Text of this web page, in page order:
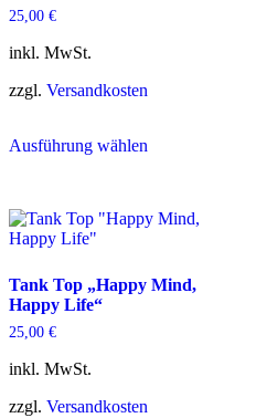
25,00 €
inkl. MwSt.
zzgl. Versandkosten
Ausführung wählenProdukt
auf.
können
Tank Top „Happy Mind,
Happy Life“
25,00 €
inkl. MwSt.
zzgl. Versandkosten